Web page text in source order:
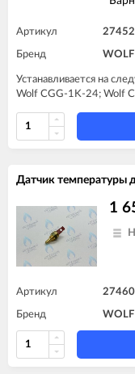
Артикул
Бренд WOLF
Устанавливается на
Wolf CGG-1K-24; Wolf
Датчик температуры
1
Артикул
Бренд WOLF